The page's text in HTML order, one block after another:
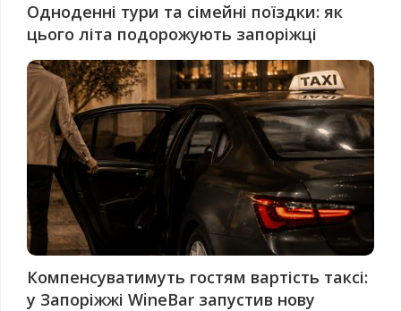
Одноденні тури та сімейні поїздки: як
цього літа подорожують запоріжці
Компенсуватимуть гостям вартість таксі:
у Запоріжжі WineBar запустив нову